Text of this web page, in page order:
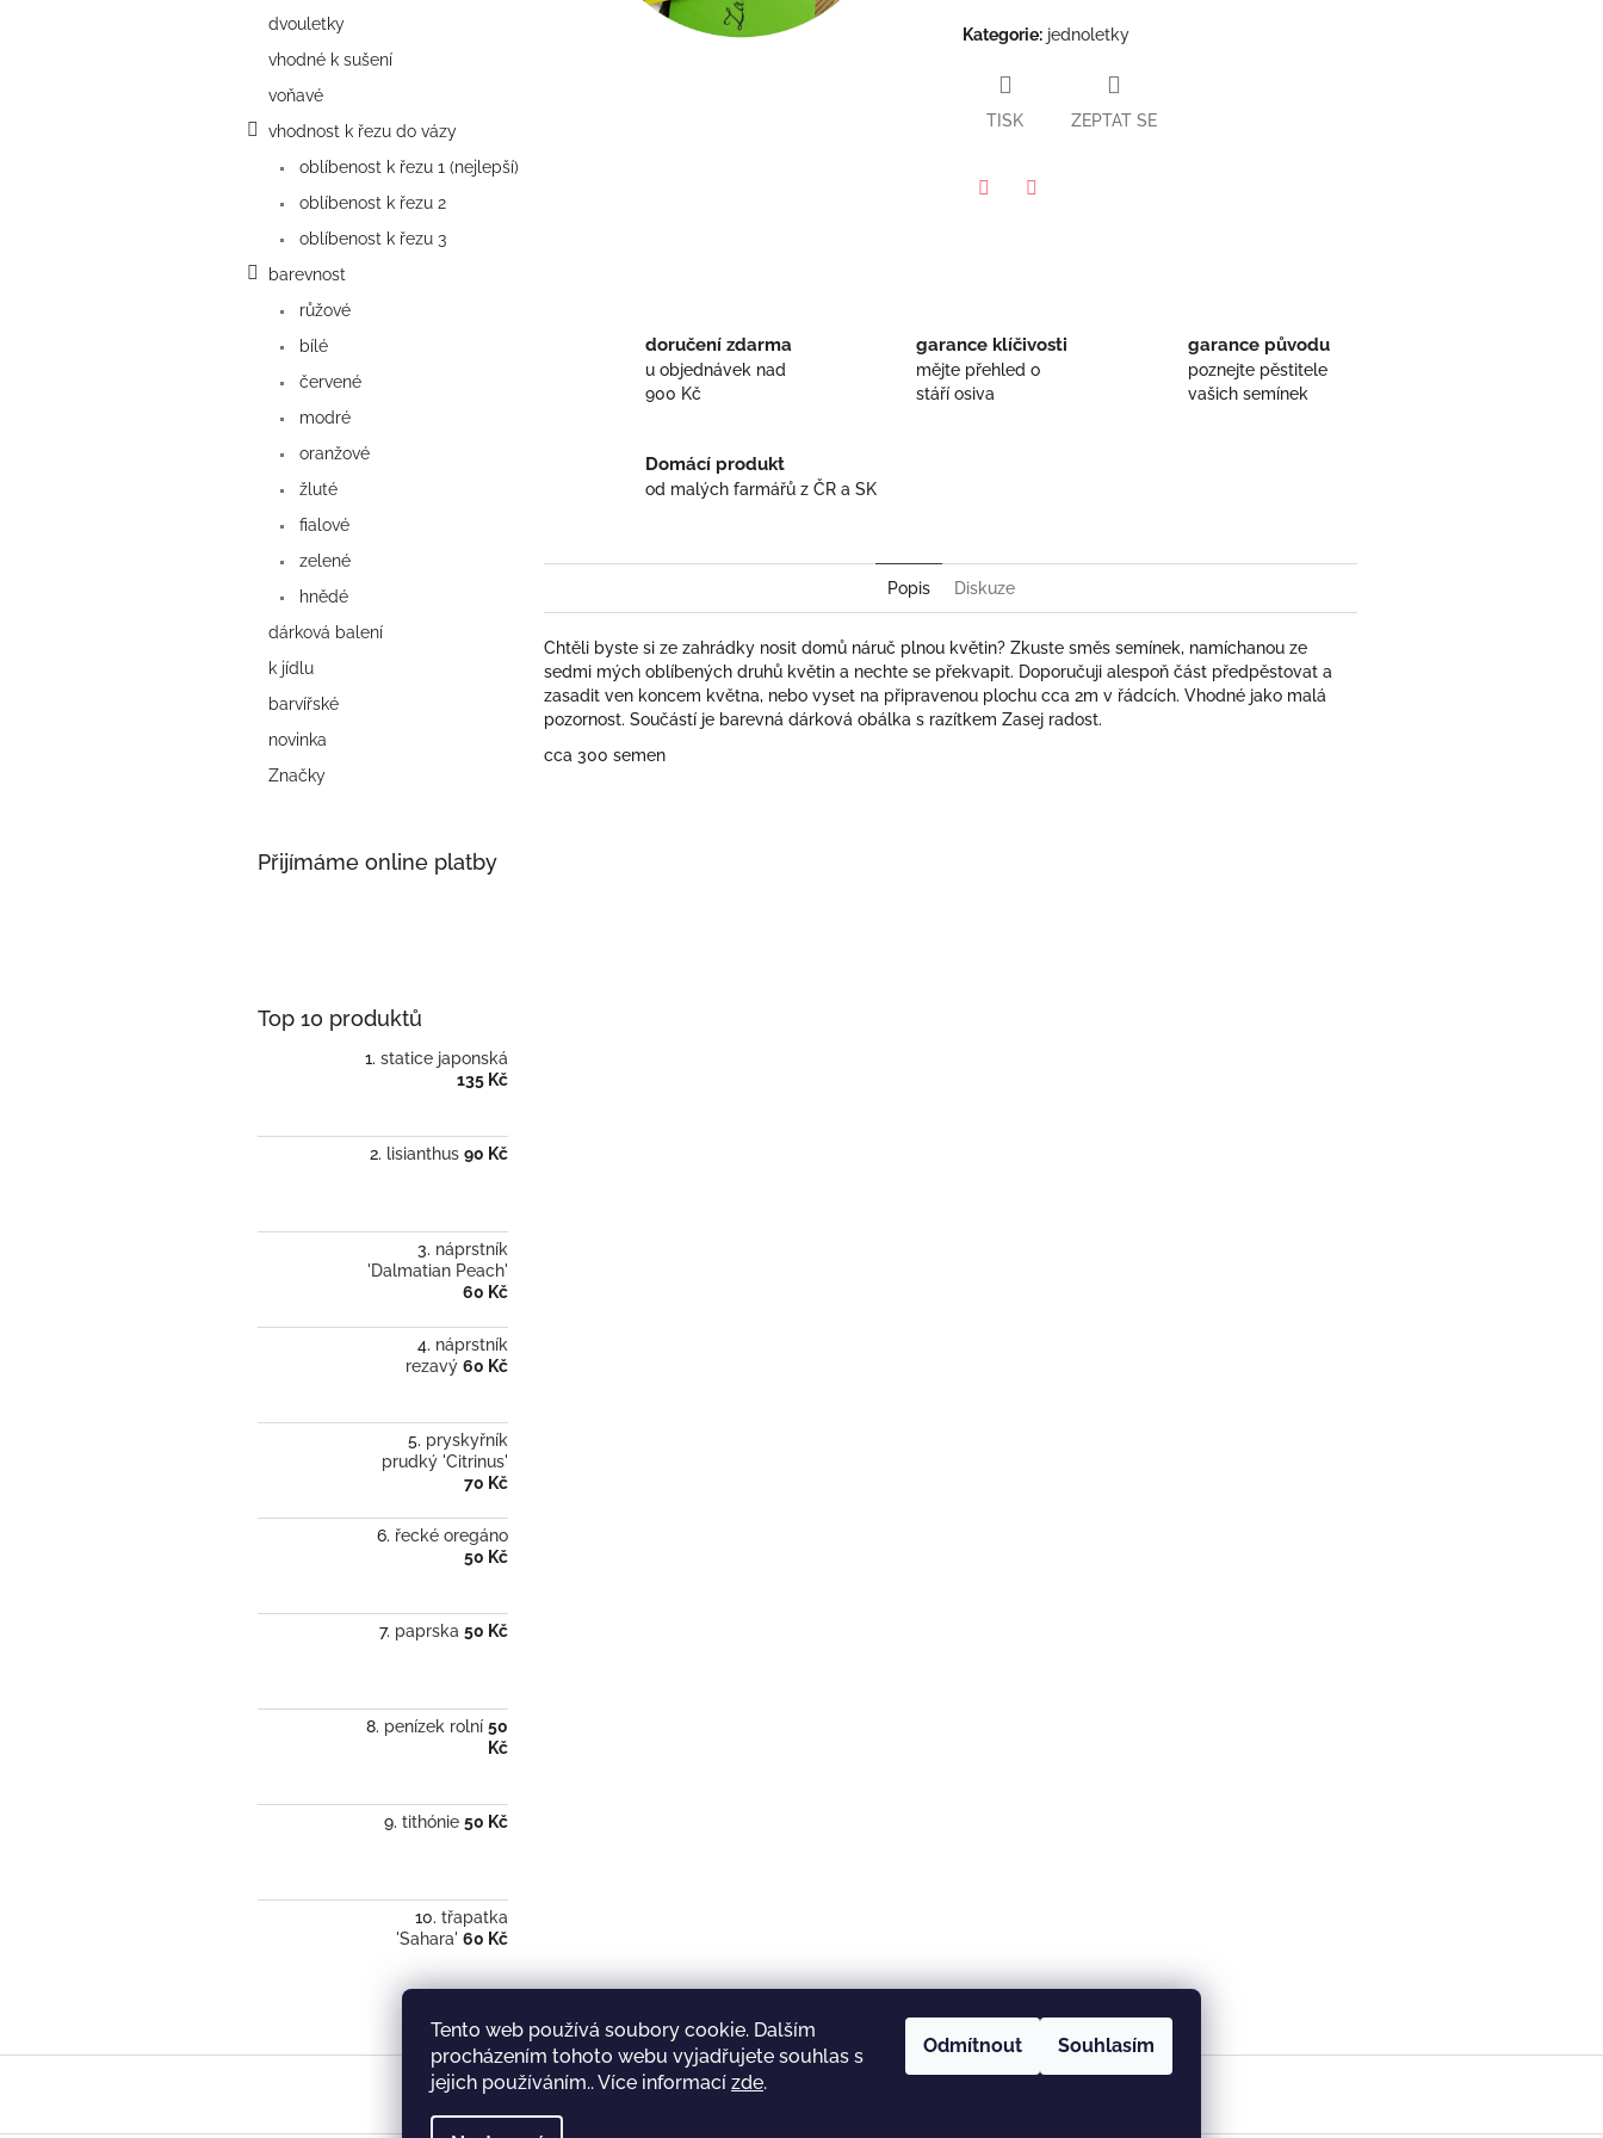
Tento web používá soubory cookie. Dalším
procházením tohoto webu vyjadřujete souhlas s
jejich používáním.. Více informací zde.
Odmítnout Souhlasím
dvouletky
vhodné k sušení
voňavé
vhodnost k řezu do vázy
oblíbenost k řezu 1 (nejlepší)
oblíbenost k řezu 2
oblíbenost k řezu 3
barevnost
růžové
bílé
červené
modré
oranžové
žluté
fialové
zelené
hnědé
dárková balení
k jídlu
barvířské
novinka
Značky
Přijímáme online platby
Top 10 produktů
statice japonská
135 Kč
lisianthus 90 Kč
náprstník
'Dalmatian Peach'
60 Kč
náprstník
rezavý 60 Kč
pryskyřník
prudký 'Citrinus'
70 Kč
řecké oregáno
50 Kč
paprska 50 Kč
penízek rolní 50
Kč
tithónie 50 Kč
třapatka
'Sahara' 60 Kč
Kategorie: jednoletky
TISK ZEPTAT SE
doručení zdarma
u objednávek nad
900 Kč
garance klíčivosti
mějte přehled o
stáří osiva
garance původu
poznejte pěstitele
vašich semínek
Domácí produkt
od malých farmářů z ČR a SK
Popis Diskuze
Chtěli byste si ze zahrádky nosit domů náruč plnou květin? Zkuste směs semínek, namíchanou ze
sedmi mých oblíbených druhů květin a nechte se překvapit. Doporučuji alespoň část předpěstovat a
zasadit ven koncem května, nebo vyset na připravenou plochu cca 2m v řádcích. Vhodné jako malá
pozornost. Součástí je barevná dárková obálka s razítkem Zasej radost.
cca 300 semen
rezanka.cz